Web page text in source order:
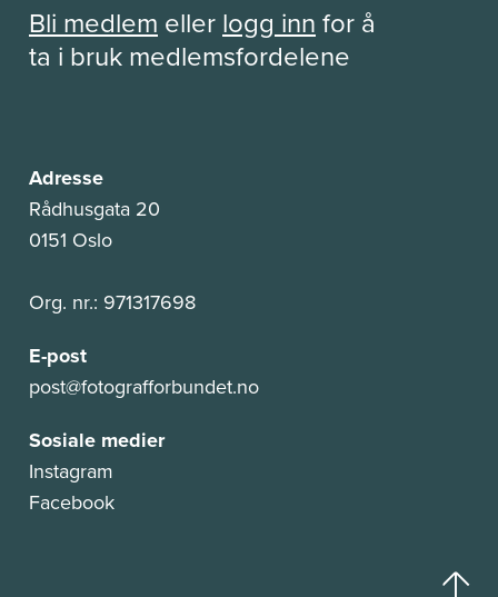
Bli medlem ellerlogg innfor å
ta i bruk medlemsfordelene
Adresse
Rådhusgata 20
0151 Oslo
Org. nr.: 971317698
E-post
post@fotografforbundet.no
Sosiale medier
Instagram
Facebook